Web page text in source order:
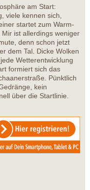
am Start:
viele kennen sich,
startet zum Warm-
ist allerdings weniger
denn schon jetzt
dem Tal. Dicke Wolken
Wetterentwicklung
formiert sich das
Pünktlich
kein
über die Startlinie.